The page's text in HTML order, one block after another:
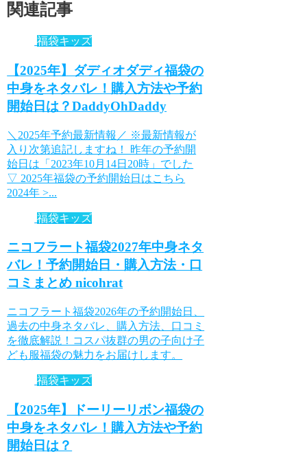
関連記事
福袋キッズ
【2025年】ダディオダディ福袋の
中身をネタバレ！購入方法や予約
開始日は？DaddyOhDaddy
＼2025年予約最新情報／ ※最新情報が
入り次第追記しますね！ 昨年の予約開
始日は「2023年10月14日20時」でした
▽ 2025年福袋の予約開始日はこちら
2024年 >...
福袋キッズ
ニコフラート福袋2027年中身ネタ
バレ！予約開始日・購入方法・口
コミまとめ nicohrat
ニコフラート福袋2026年の予約開始日、
過去の中身ネタバレ、購入方法、口コミ
を徹底解説！コスパ抜群の男の子向け子
ども服福袋の魅力をお届けします。
福袋キッズ
【2025年】ドーリーリボン福袋の
中身をネタバレ！購入方法や予約
開始日は？